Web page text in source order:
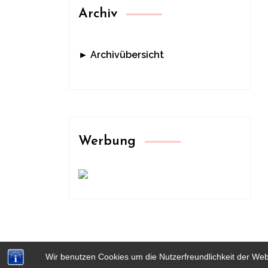
Wir benutzen Cookies um die Nutzerfreundlichkeit der
Archiv
► Archivübersicht
Werbung